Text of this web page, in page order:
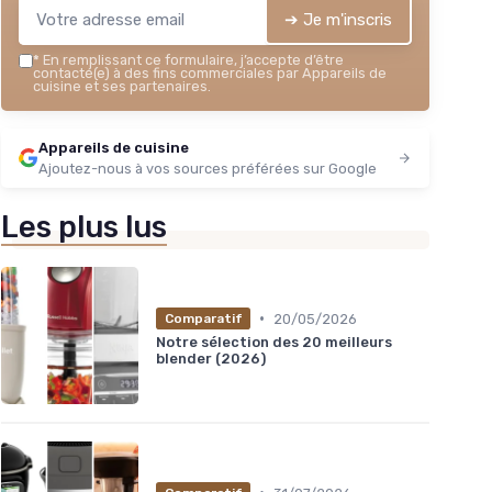
Voir l'offre ➔ Je m'inscris
* En remplissant ce formulaire, j’accepte d’être
contacté(e) à des fins commerciales par Appareils de
cuisine et ses partenaires.
Appareils de cuisine
Ajoutez-nous à vos sources préférées sur Google
Les plus lus
Comparatif •
20/05/2026
Notre sélection des 20 meilleurs
blender (2026)